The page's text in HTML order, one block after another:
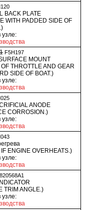
BACK PLATE
WITH PADDED SIDE OF
узле:
F5H197
MOUNT
THROTTLE AND GEAR
SIDE OF BOAT.)
узле:
ANODE
CORROSION.)
узле:
ENGINE OVERHEATS.)
узле:
820568A1
TRIM ANGLE.)
узле: